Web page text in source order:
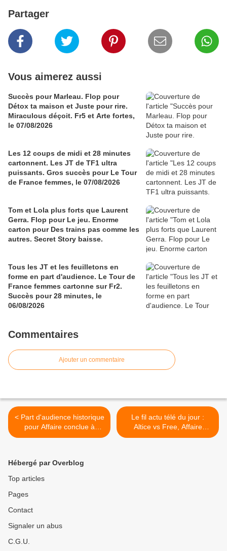
Partager
Vous aimerez aussi
Succès pour Marleau. Flop pour
Détox ta maison et Juste pour rire.
Miraculous déçoit. Fr5 et Arte fortes,
le 07/08/2026
Les 12 coups de midi et 28 minutes
cartonnent. Les JT de TF1 ultra
puissants. Gros succès pour Le Tour
de France femmes, le 07/08/2026
Tom et Lola plus forts que Laurent
Gerra. Flop pour Le jeu. Enorme
carton pour Des trains pas comme les
autres. Secret Story baisse.
Tous les JT et les feuilletons en
forme en part d'audience. Le Tour de
France femmes cartonne sur Fr2.
Succès pour 28 minutes, le
06/08/2026
Commentaires
Ajouter un commentaire
< Part d'audience historique
pour Affaire conclue à
16h20. Scènes de ménages
Le fil actu télé du jour :
Altice vs Free, Affaire
Quesada, Daniel Bravo,
Hébergé par Overblog
Top articles
Pages
Contact
Signaler un abus
C.G.U.